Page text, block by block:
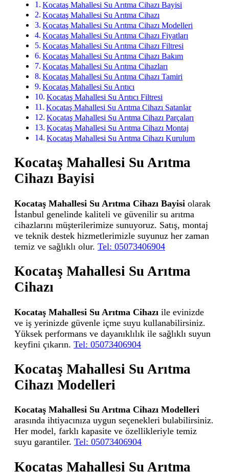
Kocataş Mahallesi Su Arıtma Cihazı Bayisi
Kocataş Mahallesi Su Arıtma Cihazı
Kocataş Mahallesi Su Arıtma Cihazı Modelleri
Kocataş Mahallesi Su Arıtma Cihazı Fiyatları
Kocataş Mahallesi Su Arıtma Cihazı Filtresi
Kocataş Mahallesi Su Arıtma Cihazı Bakım
Kocataş Mahallesi Su Arıtma Cihazları
Kocataş Mahallesi Su Arıtma Cihazı Tamiri
Kocataş Mahallesi Su Arıtıcı
Kocataş Mahallesi Su Arıtıcı Filtresi
Kocataş Mahallesi Su Arıtma Cihazı Satanlar
Kocataş Mahallesi Su Arıtma Cihazı Parçaları
Kocataş Mahallesi Su Arıtma Cihazı Montaj
Kocataş Mahallesi Su Arıtma Cihazı Kurulum
Kocataş Mahallesi Su Arıtma
Cihazı Bayisi
Kocataş Mahallesi Su Arıtma Cihazı Bayisi olarak
İstanbul genelinde kaliteli ve güvenilir su arıtma
cihazlarını müşterilerimize sunuyoruz. Satış, montaj
ve teknik destek hizmetlerimizle suyunuz her zaman
temiz ve sağlıklı olur. Tel: 05073406904
Kocataş Mahallesi Su Arıtma
Cihazı
Kocataş Mahallesi Su Arıtma Cihazı ile evinizde
ve iş yerinizde güvenle içme suyu kullanabilirsiniz.
Yüksek performans ve dayanıklılık ile sağlıklı suyun
keyfini çıkarın. Tel: 05073406904
Kocataş Mahallesi Su Arıtma
Cihazı Modelleri
Kocataş Mahallesi Su Arıtma Cihazı Modelleri
arasında ihtiyacınıza uygun seçenekleri bulabilirsiniz.
Her model, farklı kapasite ve özellikleriyle temiz
suyu garantiler. Tel: 05073406904
Kocataş Mahallesi Su Arıtma